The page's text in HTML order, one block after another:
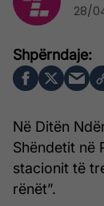
Në Ditën
Shëndetit në
stacionit të
rënët”.
28/